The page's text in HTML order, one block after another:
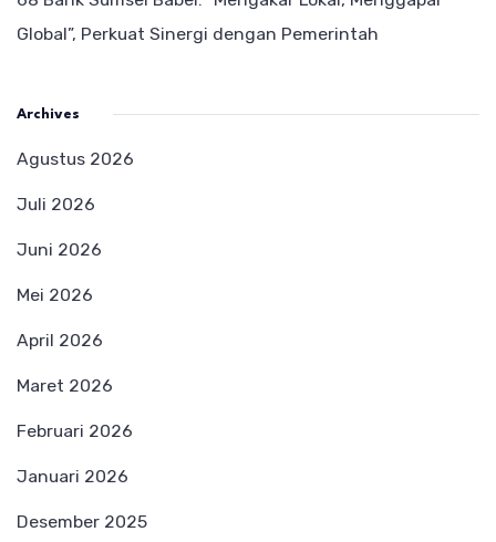
Global”, Perkuat Sinergi dengan Pemerintah
Archives
Agustus 2026
Juli 2026
Juni 2026
Mei 2026
April 2026
Maret 2026
Februari 2026
Januari 2026
Desember 2025